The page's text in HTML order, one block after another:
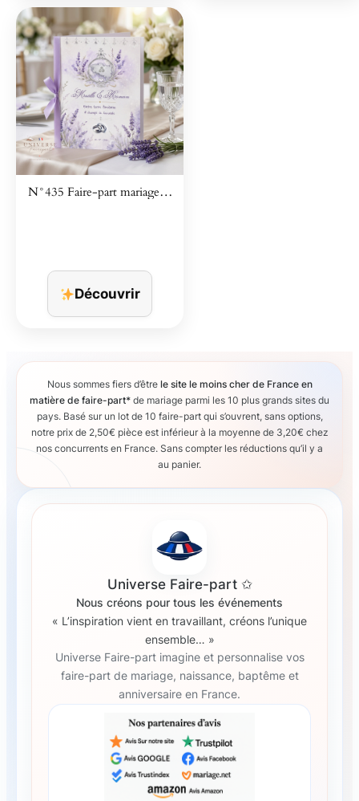
N°435 Faire-part mariage…
Découvrir
Nous sommes fiers d’être le site le moins cher de France en
matière de faire-part* de mariage parmi les 10 plus grands sites du
pays. Basé sur un lot de 10 faire-part qui s’ouvrent, sans options,
notre prix de 2,50€ pièce est inférieur à la moyenne de 3,20€ chez
nos concurrents en France. Sans compter les réductions qu’il y a
au panier.
Universe Faire-part ✩
Nous créons pour tous les événements
« L’inspiration vient en travaillant, créons l’unique
ensemble… »
Universe Faire-part imagine et personnalise vos
faire-part de mariage, naissance, baptême et
anniversaire en France.